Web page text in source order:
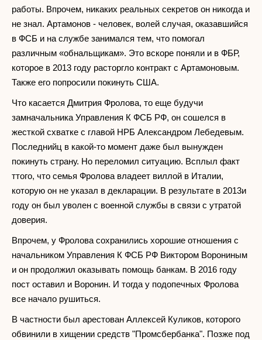
работы. Впрочем, никаких реальных секретов он никогда и
не знал. Артамонов - человек, волей случая, оказавшийся
в ФСБ и на службе занимался тем, что помогал
различным «обнальщикам». Это вскоре поняли и в ФБР,
которое в 2013 году расторгло контракт с Артамоновым.
Также его попросили покинуть США.
Что касается Дмитрия Фролова, то еще будучи
замначальника Управления К ФСБ РФ, он сошелся в
жесткой схватке с главой НРБ Александром Лебедевым.
Последнийц в какой-то момент даже был вынужден
покинуть страну. Но переломил ситуацию. Всплыл факт
ттого, что семья Фролова владеет виллой в Италии,
которую он не указал в декларации. В результате в 2013и
году он был уволен с военной службы в связи с утратой
доверия.
Впрочем, у Фролова сохранились хорошие отношения с
начальником Управления К ФСБ РФ Виктором Ворониным
и он продолжил оказывать помощь банкам. В 2016 году
пост оставил и Воронин. И тогда у подопечных Фролова
все начало рушиться.
В частности был арестован Аллексей Куликов, которого
обвинили в хищении средств "Промсбербанка". Позже под